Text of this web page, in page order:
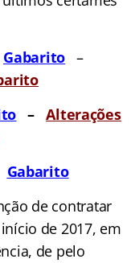
Gabarito –
o –Alterações
Gabarito
de contratar
de 2017, em
de pelo